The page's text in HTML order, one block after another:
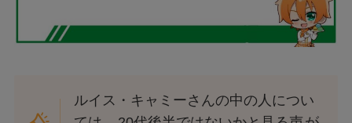
ルイス・キャミーさんの中の人につい